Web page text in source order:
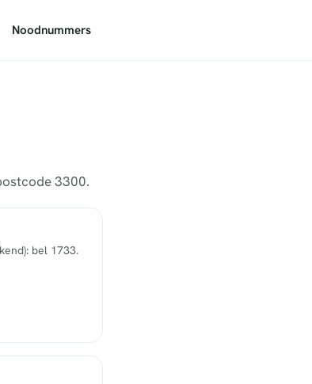
Noodnummers
3300.
bel 1733.